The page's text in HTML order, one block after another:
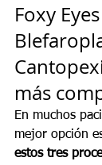
Foxy
más
En muchos
mejor opción
estos tres